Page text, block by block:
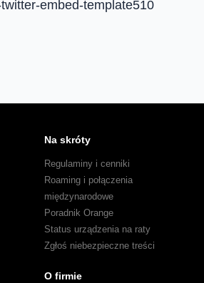
embed-template510
Na skróty
Regulaminy i cenniki
Roaming i połączenia
międzynarodowe
Poradnik Orange
Status urządzenia na raty
Zgłoś niebezpieczne treści
O firmie